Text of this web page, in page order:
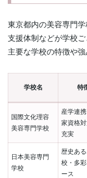
東京都内の美容専門
支援体制などが学校
主要な学校の特徴や
学校名 特
国際文化理容
美容専門学校
産学連
家資格
充実
日本美容専門
学校
歴史あ
校・多
ース